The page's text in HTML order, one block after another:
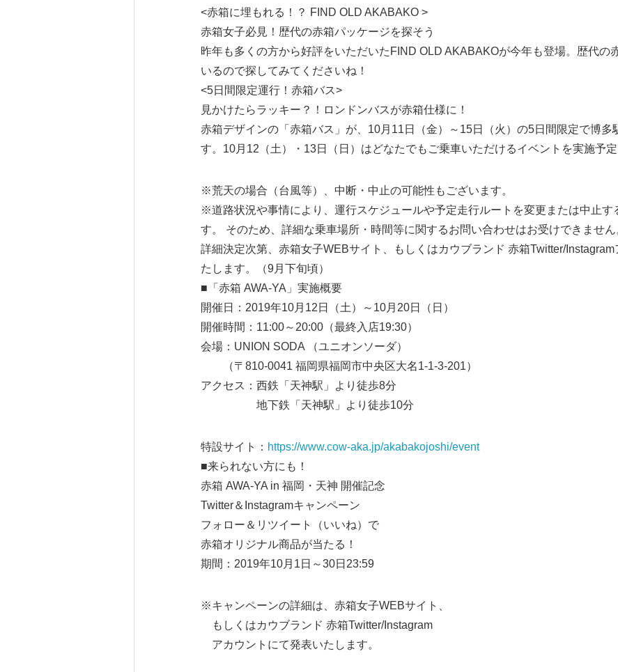
<赤箱に埋もれる！？ FIND OLD AKABAKO >
赤箱女子必見！歴代の赤箱パッケージを探そう
昨年も多くの方から好評をいただいたFIND OLD AKABAKOが今年も登場。歴代の
いるので探してみてくださいね！
<5日間限定運行！赤箱バス>
見かけたらラッキー？！ロンドンバスが赤箱仕様に！
赤箱デザインの「赤箱バス」が、10月11日（金）～15日（火）の5日間限定で博多
す。10月12（土）・13日（日）はどなたでもご乗車いただけるイベントを実施予定
※荒天の場合（台風等）、中断・中止の可能性もございます。
※道路状況や事情により、運行スケジュールや予定走行ルートを変更または中止す
す。 そのため、詳細な乗車場所・時間等に関するお問い合わせはお受けできません
詳細決定次第、赤箱女子WEBサイト、もしくはカウブランド 赤箱Twitter/
たします。（9月下旬頃）
■「赤箱 AWA-YA」実施概要
開催日：2019年10月12日（土）～10月20日（日）
開催時間：11:00～20:00（最終入店19:30）
会場：UNION SODA （ユニオンソーダ）
（〒810-0041 福岡県福岡市中央区大名1-1-3-201）
アクセス：西鉄「天神駅」より徒歩8分
地下鉄「天神駅」より徒歩10分
特設サイト： https://www.cow-aka.jp/akabakojoshi/event
■来られない方にも！
赤箱 AWA-YA in 福岡・天神 開催記念
Twitter＆Instagramキャンペーン
フォロー＆リツイート（いいね）で
赤箱オリジナル商品が当たる！
期間：2019年10月1日～30日23:59
※キャンペーンの詳細は、赤箱女子WEBサイト、
もしくはカウブランド 赤箱Twitter/Instagram
アカウントにて発表いたします。